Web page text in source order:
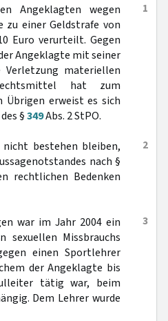
1
Angeklagten wegen
zu einer Geldstrafe von
Euro verurteilt. Gegen
Angeklagte mit seiner
materiellen
hat zum
Übrigen erweist es sich
§349Abs. 2 StPO.
2
nicht bestehen bleiben,
nach §
rechtlichen Bedenken
3
war im Jahr 2004 ein
sexuellen Missbrauchs
einen Sportlehrer
der Angeklagte bis
tätig war, beim
Dem Lehrer wurde